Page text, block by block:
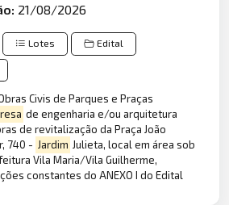
21/08/2026
Lotes Edital
Civis de Parques e Praças
de engenharia e/ou arquitetura
de revitalização da Praça João
740 - Jardim Julieta, local em área sob
Vila Maria/Vila Guilherme,
constantes do ANEXO I do Edital